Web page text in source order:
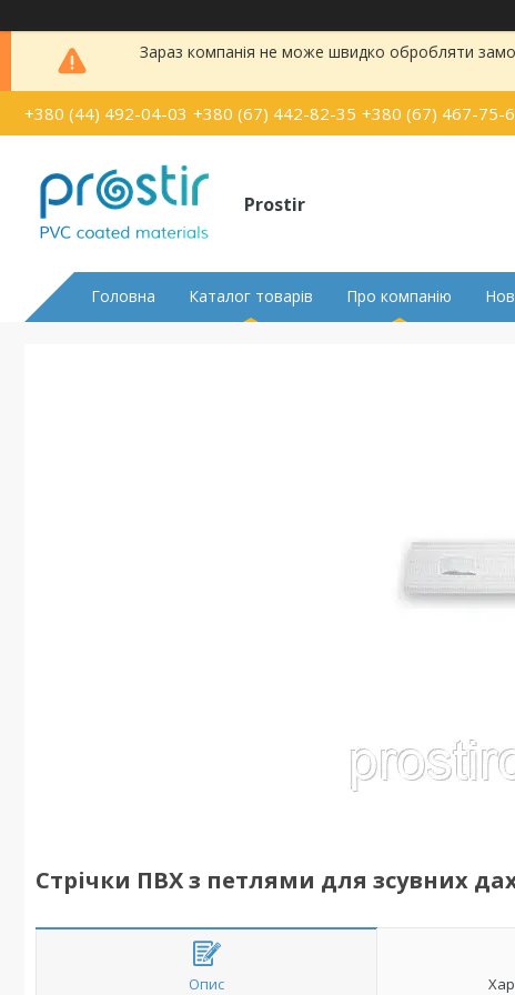
Зараз компанія не може швидко обробляти
+380 (44) 492-04-03 +380 (67) 442-82-35 +380 (67) 467-75-
Prostir
Головна Каталог товарів Про компанію
Стрічки ПВХ з петлями для зсувних
Опис